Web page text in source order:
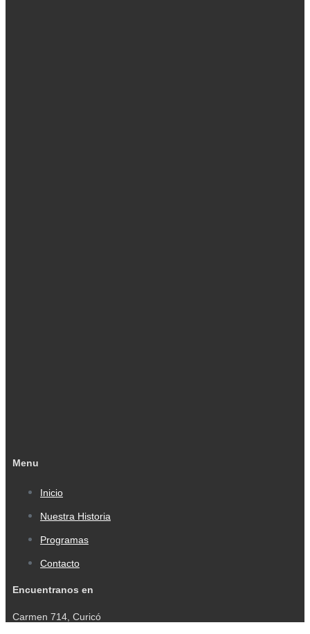
Menu
Inicio
Nuestra Historia
Programas
Contacto
Encuentranos en
Carmen 714, Curicó